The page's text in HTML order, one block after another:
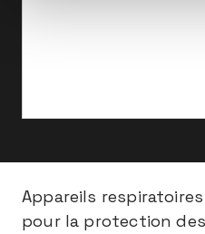
Appareils
pour la protection